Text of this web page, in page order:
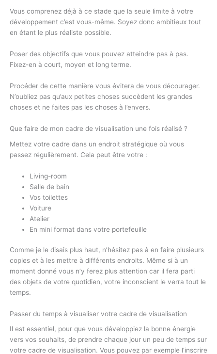
Vous comprenez déjà à ce stade que la seule limite à votre
développement c’est vous-même. Soyez donc ambitieux tout
en étant le plus réaliste possible.
Poser des objectifs que vous pouvez atteindre pas à pas.
Fixez-en à court, moyen et long terme.
Procéder de cette manière vous évitera de vous décourager.
N’oubliez pas qu’aux petites choses succèdent les grandes
choses et ne faites pas les choses à l’envers.
Que faire de mon cadre de visualisation une fois réalisé ?
Mettez votre cadre dans un endroit stratégique où vous
passez régulièrement. Cela peut être votre :
Living-room
Salle de bain
Vos toilettes
Voiture
Atelier
En mini format dans votre portefeuille
Comme je le disais plus haut, n’hésitez pas à en faire plusieurs
copies et à les mettre à différents endroits. Même si à un
moment donné vous n’y ferez plus attention car il fera parti
des objets de votre quotidien, votre inconscient le verra tout le
temps.
Passer du temps à visualiser votre cadre de visualisation
Il est essentiel, pour que vous développiez la bonne énergie
vers vos souhaits, de prendre chaque jour un peu de temps sur
votre cadre de visualisation. Vous pouvez par exemple l’inscrire